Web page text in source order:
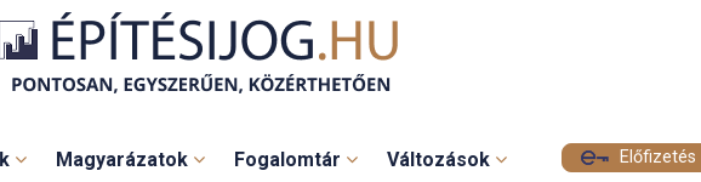
Magyarázatok Fogalomtár Változások Előfizetés